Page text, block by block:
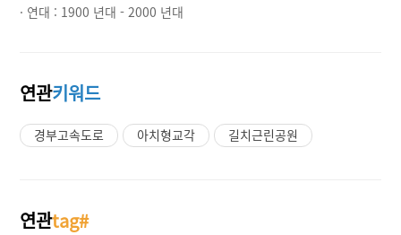
· 연대 : 1900 년대 - 2000 년대
연관키워드
경부고속도로 아치형교각 길치근린공원
연관tag#